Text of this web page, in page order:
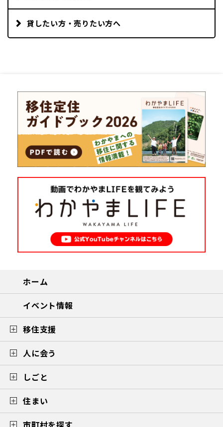
貸したい方・売りたい方へ
ホーム
イベント情報
移住支援
人に会う
しごと
住まい
市町村を探す